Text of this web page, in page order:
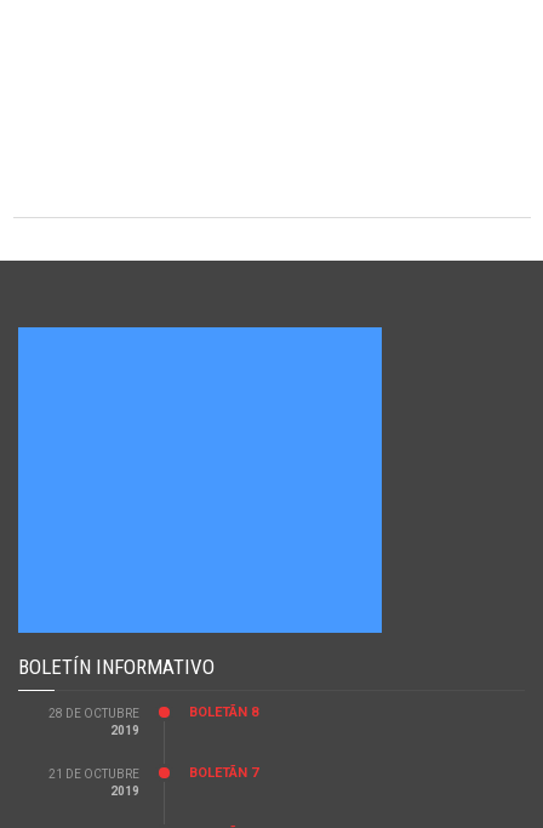
BOLETÍN INFORMATIVO
28 DE OCTUBRE
2019
BOLETÃ­N 8
21 DE OCTUBRE
2019
BOLETÃ­N 7